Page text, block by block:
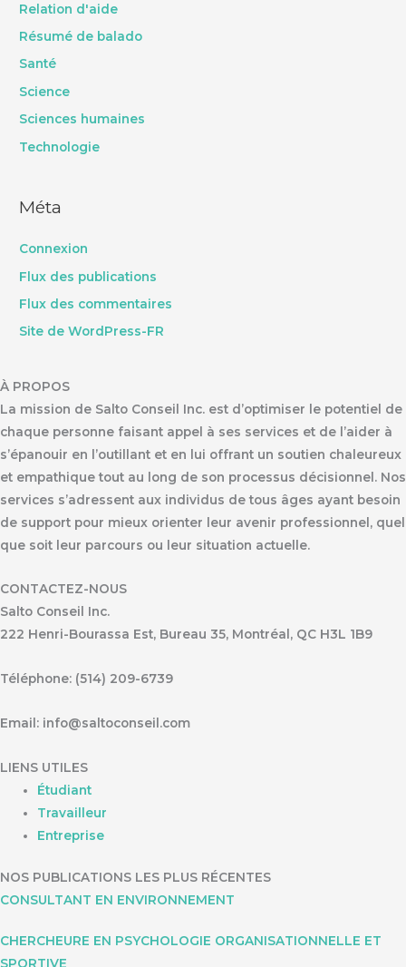
Relation d'aide
Résumé de balado
Santé
Science
Sciences humaines
Technologie
Méta
Connexion
Flux des publications
Flux des commentaires
Site de WordPress-FR
À PROPOS
La mission de Salto Conseil Inc. est d’optimiser le potentiel de
chaque personne faisant appel à ses services et de l’aider à
s’épanouir en l’outillant et en lui offrant un soutien chaleureux
et empathique tout au long de son processus décisionnel. Nos
services s’adressent aux individus de tous âges ayant besoin
de support pour mieux orienter leur avenir professionnel, quel
que soit leur parcours ou leur situation actuelle.
CONTACTEZ-NOUS
Salto Conseil Inc.
222 Henri-Bourassa Est, Bureau 35, Montréal, QC H3L 1B9
Téléphone: (514) 209-6739
Email: info@saltoconseil.com
LIENS UTILES
Étudiant
Travailleur
Entreprise
NOS PUBLICATIONS LES PLUS RÉCENTES
CONSULTANT EN ENVIRONNEMENT
CHERCHEURE EN PSYCHOLOGIE ORGANISATIONNELLE ET
SPORTIVE